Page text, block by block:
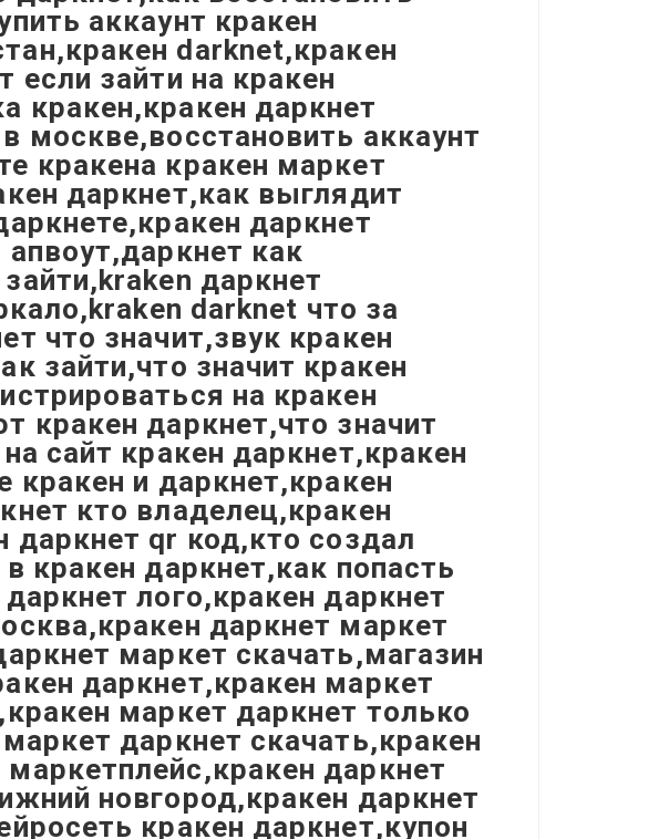
аккаунт кракен
darknet,кракен
если зайти на кракен
кракен,кракен даркнет
москве,восстановить аккаунт
кракена кракен маркет
даркнет,как выглядит
даркнет
как
даркнет
darknet что за
что значит,звук кракен
зайти,что значит кракен
на кракен
кракен даркнет,что значит
сайт кракен даркнет,кракен
кракен и даркнет,кракен
кто владелец,кракен
даркнет qr код,кто создал
кракен даркнет,как попасть
лого,кракен даркнет
даркнет маркет
маркет скачать,магазин
даркнет,кракен маркет
маркет даркнет только
даркнет скачать,кракен
даркнет
новгород,кракен даркнет
кракен даркнет,купон